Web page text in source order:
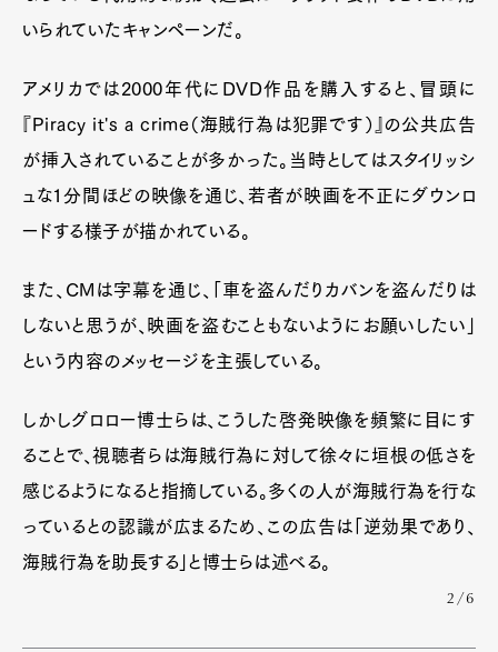
いられていたキャンペーンだ。
アメリカでは2000年代にDVD作品を購入すると、冒頭に
『Piracy it's a crime（海賊行為は犯罪です）』の公共広告
が挿入されていることが多かった。当時としてはスタイリッシ
ュな1分間ほどの映像を通じ、若者が映画を不正にダウンロ
ードする様子が描かれている。
また、CMは字幕を通じ、「車を盗んだりカバンを盗んだりは
しないと思うが、映画を盗むこともないようにお願いしたい」
という内容のメッセージを主張している。
しかしグロロー博士らは、こうした啓発映像を頻繁に目にす
ることで、視聴者らは海賊行為に対して徐々に垣根の低さを
感じるようになると指摘している。多くの人が海賊行為を行な
っているとの認識が広まるため、この広告は「逆効果であり、
海賊行為を助長する」と博士らは述べる。
2/6